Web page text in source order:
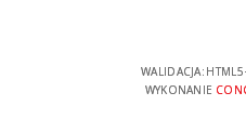
WALIDACJA: HTML5
WYKONANIE